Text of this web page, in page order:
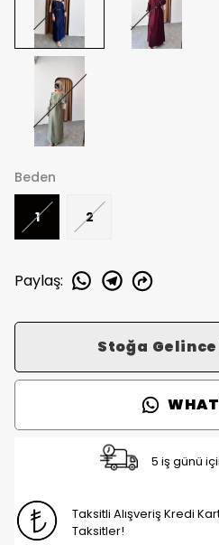
Beden
1 2
Paylaş:
Stoğa
5 iş günü
Taksitli Alışveriş Kredi
Taksitler!